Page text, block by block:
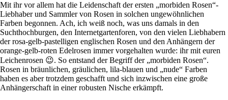
Mit ihr vor allem hat die Leidenschaft der ersten „morbiden Rosen“-
Liebhaber und Sammler von Rosen in solchen ungewöhnlichen
Farben begonnen. Ach, ich weiß noch, was uns damals in den
Suchthochburgen, den Internetgartenforen, von den vielen Liebhabern
der rosa-gelb-pastelligen englischen Rosen und den Anhängern der
orange-gelb-roten Edelrosen immer vorgehalten wurde: ihr mit euren
Leichenrosen 😉. So entstand der Begriff der „morbiden Rosen“.
Rosen in bräunlichen, gräulichen, lila-blauen und „nude“ Farben
haben es aber trotzdem geschafft und sich inzwischen eine große
Anhängerschaft in einer robusten Nische erkämpft.